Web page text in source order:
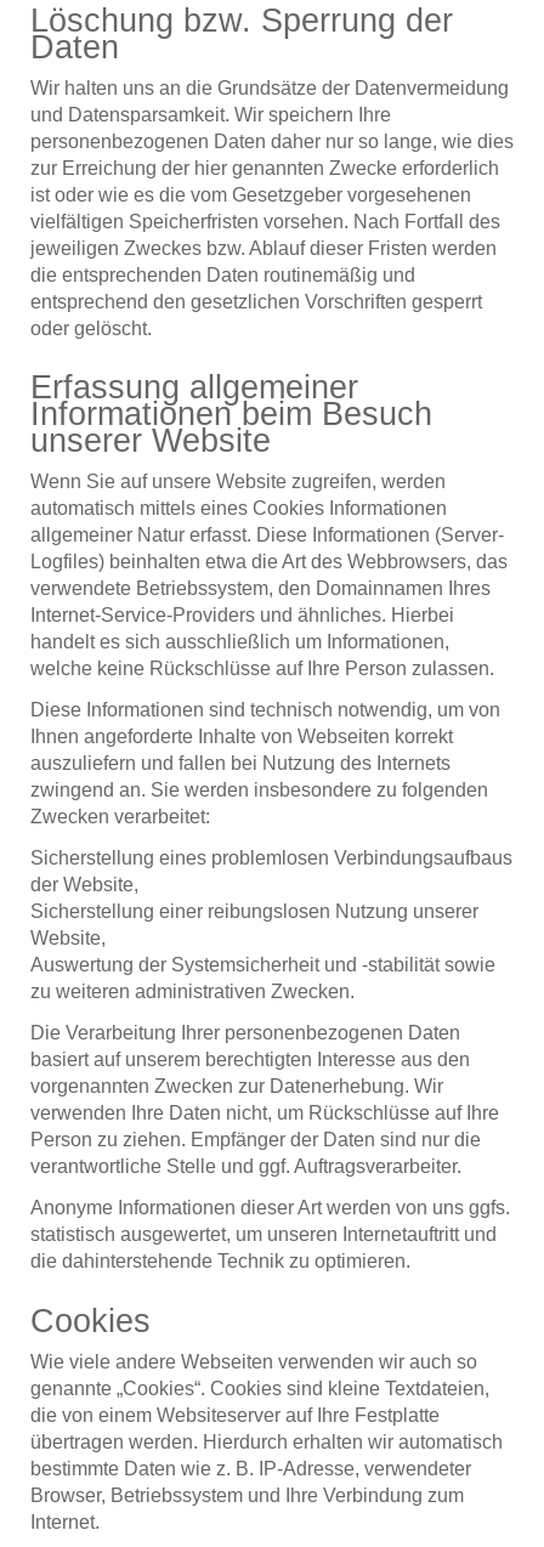
Löschung bzw. Sperrung der
Daten
Wir halten uns an die Grundsätze der Datenvermeidung
und Datensparsamkeit. Wir speichern Ihre
personenbezogenen Daten daher nur so lange, wie dies
zur Erreichung der hier genannten Zwecke erforderlich
ist oder wie es die vom Gesetzgeber vorgesehenen
vielfältigen Speicherfristen vorsehen. Nach Fortfall des
jeweiligen Zweckes bzw. Ablauf dieser Fristen werden
die entsprechenden Daten routinemäßig und
entsprechend den gesetzlichen Vorschriften gesperrt
oder gelöscht.
Erfassung allgemeiner
Informationen beim Besuch
unserer Website
Wenn Sie auf unsere Website zugreifen, werden
automatisch mittels eines Cookies Informationen
allgemeiner Natur erfasst. Diese Informationen (Server-
Logfiles) beinhalten etwa die Art des Webbrowsers, das
verwendete Betriebssystem, den Domainnamen Ihres
Internet-Service-Providers und ähnliches. Hierbei
handelt es sich ausschließlich um Informationen,
welche keine Rückschlüsse auf Ihre Person zulassen.
Diese Informationen sind technisch notwendig, um von
Ihnen angeforderte Inhalte von Webseiten korrekt
auszuliefern und fallen bei Nutzung des Internets
zwingend an. Sie werden insbesondere zu folgenden
Zwecken verarbeitet:
Sicherstellung eines problemlosen Verbindungsaufbaus
der Website,
Sicherstellung einer reibungslosen Nutzung unserer
Website,
Auswertung der Systemsicherheit und -stabilität sowie
zu weiteren administrativen Zwecken.
Die Verarbeitung Ihrer personenbezogenen Daten
basiert auf unserem berechtigten Interesse aus den
vorgenannten Zwecken zur Datenerhebung. Wir
verwenden Ihre Daten nicht, um Rückschlüsse auf Ihre
Person zu ziehen. Empfänger der Daten sind nur die
verantwortliche Stelle und ggf. Auftragsverarbeiter.
Anonyme Informationen dieser Art werden von uns ggfs.
statistisch ausgewertet, um unseren Internetauftritt und
die dahinterstehende Technik zu optimieren.
Cookies
Wie viele andere Webseiten verwenden wir auch so
genannte „Cookies“. Cookies sind kleine Textdateien,
die von einem Websiteserver auf Ihre Festplatte
übertragen werden. Hierdurch erhalten wir automatisch
bestimmte Daten wie z. B. IP-Adresse, verwendeter
Browser, Betriebssystem und Ihre Verbindung zum
Internet.